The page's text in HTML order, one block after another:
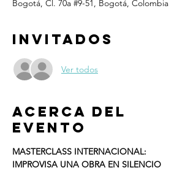
Bogotá, Cl. 70a #9-51, Bogotá, Colombia
Invitados
Ver todos
Acerca del
evento
MASTERCLASS INTERNACIONAL:
IMPROVISA UNA OBRA EN SILENCIO